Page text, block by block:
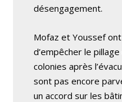
désengagement.
Mofaz et Youssef
d’empêcher le
colonies après
sont pas encore
un accord sur les